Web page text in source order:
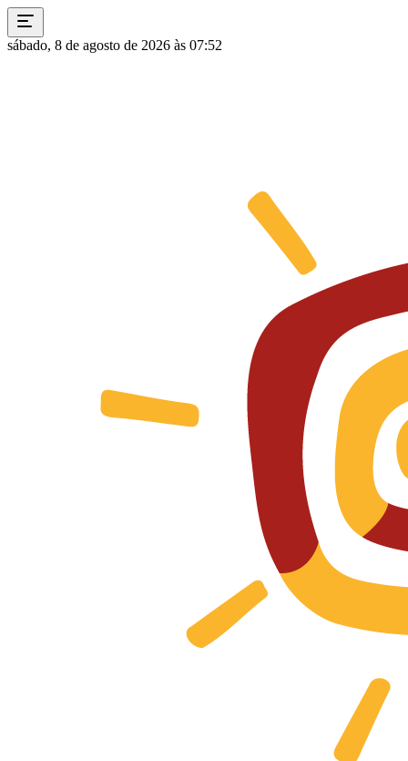
sábado, 8 de agosto de 2026 às 07:52